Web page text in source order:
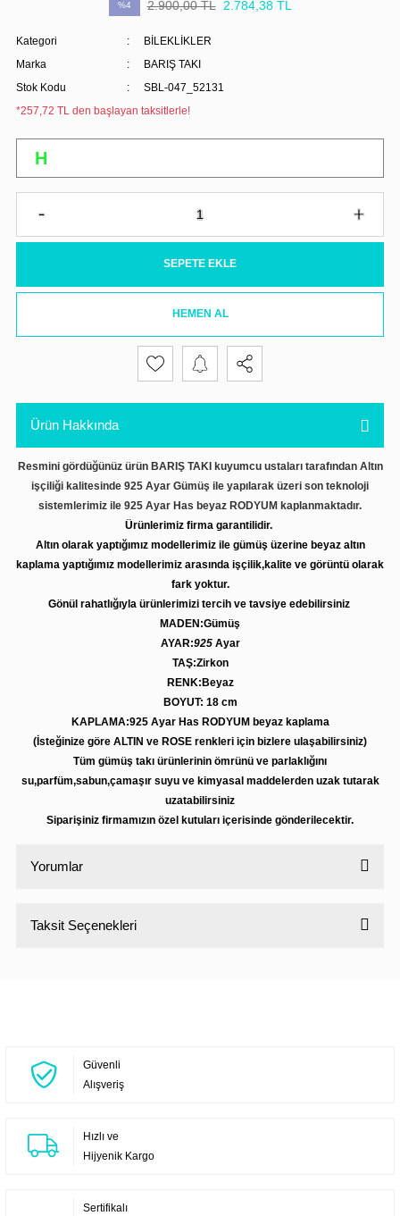
%4 2.900,00 TL 2.784,38 TL
Kategori
BİLEKLİKLER
Marka
BARIŞ TAKI
Stok Kodu
SBL-047_52131
*257,72 TL den başlayan taksitlerle!
SEPETE EKLE
HEMEN AL
Ürün Hakkında
Resmini gördüğünüz ürün BARIŞ TAKI kuyumcu ustaları tarafından Altın
işçiliği kalitesinde 925 Ayar Gümüş ile yapılarak üzeri son teknoloji
sistemlerimiz ile 925 Ayar Has beyaz RODYUM kaplanmaktadır.
Ürünlerimiz firma garantilidir.
Altın olarak yaptığımız modellerimiz ile gümüş üzerine beyaz altın
kaplama yaptığımız modellerimiz arasında işçilik,kalite ve görüntü olarak
fark yoktur.
Gönül rahatlığıyla ürünlerimizi tercih ve tavsiye edebilirsiniz
MADEN:Gümüş
AYAR:925 Ayar
TAŞ:Zirkon
RENK:Beyaz
BOYUT: 18 cm
KAPLAMA:925 Ayar Has RODYUM beyaz kaplama
(İsteğinize göre ALTIN ve ROSE renkleri için bizlere ulaşabilirsiniz)
Tüm gümüş takı ürünlerinin ömrünü ve parlaklığını
su,parfüm,sabun,çamaşır suyu ve kimyasal maddelerden uzak tutarak
uzatabilirsiniz
Siparişiniz firmamızın özel kutuları içerisinde gönderilecektir.
Yorumlar
Taksit Seçenekleri
Güvenli
Alışveriş
Hızlı ve
Hijyenik Kargo
Sertifikalı